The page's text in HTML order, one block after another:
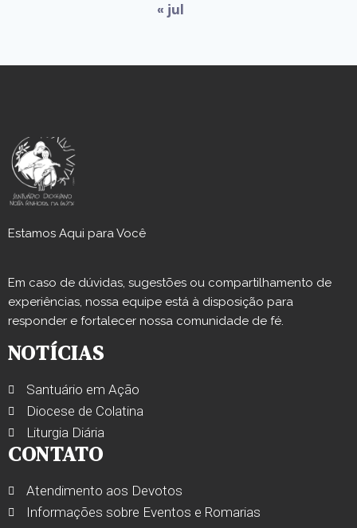
« jul
Estamos Aqui para Você
Em caso de dúvidas, sugestões ou compartilhamento de
experiências, nossa equipe está à disposição para
responder e fortalecer nossa comunidade de fé.
NOTÍCIAS
Santuário em Ação
Diocese de Colatina
Liturgia Diária
CONTATO
Atendimento aos Devotos
Informações sobre Eventos e Romarias